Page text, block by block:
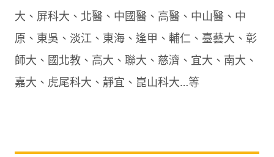
大、屏科大、北醫、中國醫、高醫、中山醫、中
原、東吳、淡江、東海、逢甲、輔仁、臺藝大、彰
師大、國北教、高大、聯大、慈濟、宜大、南大、
嘉大、虎尾科大、靜宜、崑山科大…等